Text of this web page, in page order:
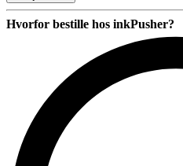
Hvorfor bestille hos inkPusher?